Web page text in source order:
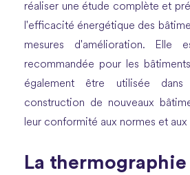
réaliser une étude complète et
l'efficacité énergétique des
mesures d'amélioration. Elle
recommandée pour les
également être utilisée
construction de nouveaux
leur conformité aux normes et aux
La